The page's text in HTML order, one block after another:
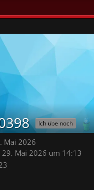
Ich übe noch
Mai 2026
29. Mai 2026 um 14:13